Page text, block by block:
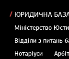
ЮРИДИЧНА
Міністерство
Відділи з питань
Нотаріуси